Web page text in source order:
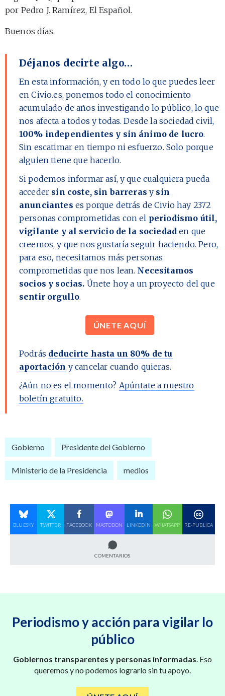
por Pedro J. Ramírez, El Español.
Buenos días.
Déjanos decirte algo…
En esta información, y en todo lo que puedes leer
en Civio.es, ponemos todo el conocimiento
acumulado de años investigando lo público, lo que
nos afecta a todos y todas. Desde la sociedad civil,
100% independientes y sin ánimo de lucro.
Sin escatimar en tiempo ni esfuerzo. Solo porque
alguien tiene que hacerlo.
Si podemos informar así, y que cualquiera pueda
acceder sin coste, sin barreras y sin
anunciantes es porque detrás de Civio hay 2372
personas comprometidas con el periodismo útil,
vigilante y al servicio de la sociedad en que
creemos, y que nos gustaría seguir haciendo. Pero,
para eso, necesitamos más personas
comprometidas que nos lean. Necesitamos
socios y socias. Únete hoy a un proyecto del que
sentir orgullo.
ÚNETE AQUÍ
Podrás deducirte hasta un 80% de tu
aportación y cancelar cuando quieras.
¿Aún no es el momento? Apúntate a nuestro
boletín gratuito.
Gobierno Presidente del Gobierno
Ministerio de la Presidencia medios
BLUESKY TWITTER FACEBOOK MASTODON LINKEDIN WHATSAPP RE-PUBLICA
COMENTARIOS
Periodismo y acción para vigilar lo
público
Gobiernos transparentes y personas informadas. Eso
queremos y no podemos lograrlo sin tu apoyo.